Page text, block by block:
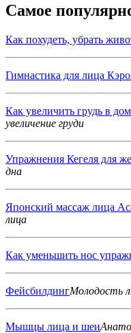
Самое
Как похудеть, убрать
Гимнастика для лица
Как увеличить грудь в
увеличение груди
Упражнения Кегеля для
дна
Японский массаж лица
лица
Как уменьшить нос
ФейсбилдингМолодость
Мышцы лица и шеи